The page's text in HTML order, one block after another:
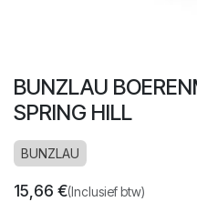
BUNZLAU
SPRING HILL
BUNZLAU
15,66 €(Inclusief btw)